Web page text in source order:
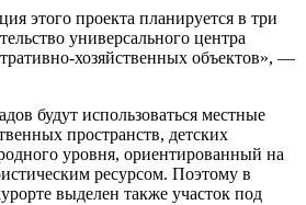
этого проекта планируется в три
универсального центра
хозяйственных объектов», —
будут использоваться местные
пространств, детских
уровня, ориентированный на
ресурсом. Поэтому в
выделен также участок под